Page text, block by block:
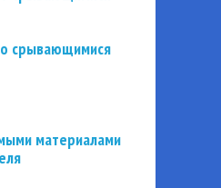
срывающимися
материалами